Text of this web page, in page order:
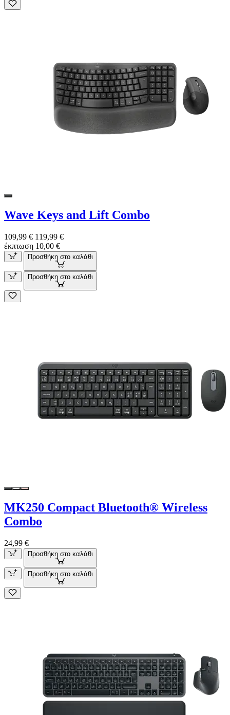
Wave Keys and Lift Combo
109,99 € 119,99 €
έκπτωση 10,00 €
Προσθήκη στο καλάθι
Προσθήκη στο καλάθι
MK250 Compact Bluetooth® Wireless
Combo
24,99 €
Προσθήκη στο καλάθι
Προσθήκη στο καλάθι